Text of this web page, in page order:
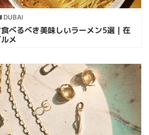
DUBAI
食べるべき美味しいラーメン5選｜在
メ